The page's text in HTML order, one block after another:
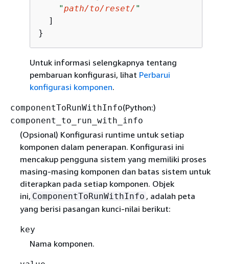
"path/to/reset/ "
  ]
}
Untuk informasi selengkapnya tentang
pembaruan konfigurasi, lihat Perbarui
konfigurasi komponen.
componentToRunWithInfo(Python:)
component_to_run_with_info
(Opsional) Konfigurasi runtime untuk setiap
komponen dalam penerapan. Konfigurasi ini
mencakup pengguna sistem yang memiliki proses
masing-masing komponen dan batas sistem untuk
diterapkan pada setiap komponen. Objek
ini, ComponentToRunWithInfo , adalah peta
yang berisi pasangan kunci-nilai berikut:
key
Nama komponen.